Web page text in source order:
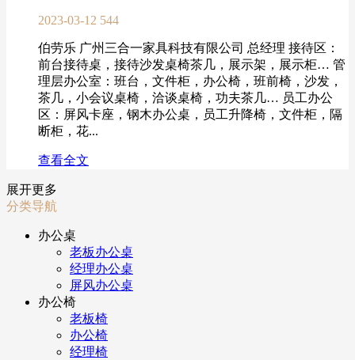
2023-03-12 544
伯劳乐 广州三合一家具科技有限公司 总经理 接待区：
前台接待桌，接待沙发桌椅茶几，展示架，展示柜… 管
理层办公室：班台，文件柜，办公椅，班前椅，沙发，
茶几，小会议桌椅，洽谈桌椅，功夫茶几… 员工办公
区：屏风卡座，钢木办公桌，员工升降椅，文件柜，隔
断柜，花...
查看全文
展开更多
分类导航
办公桌
老板办公桌
经理办公桌
屏风办公桌
办公椅
老板椅
办公椅
经理椅